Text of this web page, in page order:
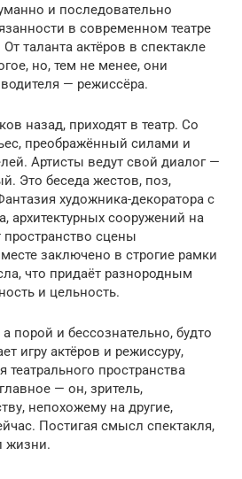
и последовательно
в современном театре
таланта актёров в спектакле
но, тем не менее, они
— режиссёра.
назад, приходят в театр. Со
преображённый силами и
Артисты ведут свой диалог —
Это беседа жестов, поз,
художника-декоратора с
архитектурных сооружений на
сцены
заключено в строгие рамки
что придаёт разнородным
и цельность.
порой и бессознательно, будто
игру актёров и режиссуру,
театрального пространства
— он, зритель,
непохожему на другие,
Постигая смысл спектакля,
жизни.